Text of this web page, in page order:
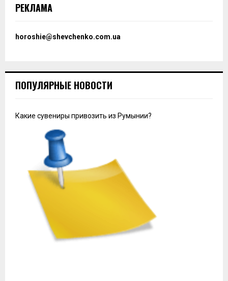
РЕКЛАМА
horoshie@shevchenko.com.ua
ПОПУЛЯРНЫЕ НОВОСТИ
Какие сувениры привозить из Румынии?